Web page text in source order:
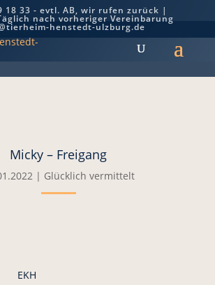
18 33 - evtl. AB, wir rufen zurück |
nach vorheriger Vereinbarung
henstedt-ulzburg.de
Micky – Freigang
| Glücklich vermittelt
EKH